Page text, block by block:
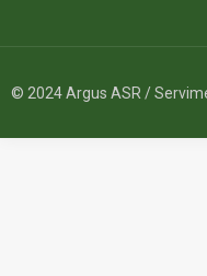
© 2024 Argus ASR /